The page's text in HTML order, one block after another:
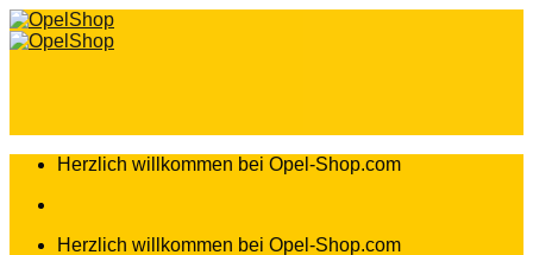
Zum
Inhalt
Herzlich willkommen bei Opel-Shop.com
Herzlich willkommen bei Opel-Shop.com